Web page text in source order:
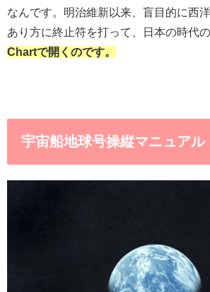
なんです。明治維新以来、盲目的に西
あり方に終止符を打って、日本の時代
Chartで開くのです。
宇宙船地球号操縦マニュアル